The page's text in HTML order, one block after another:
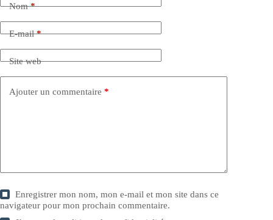
Nom*
E-mail*
Site web
Ajouter un commentaire *
Enregistrer mon nom, mon e-mail et mon site dans ce
navigateur pour mon prochain commentaire.